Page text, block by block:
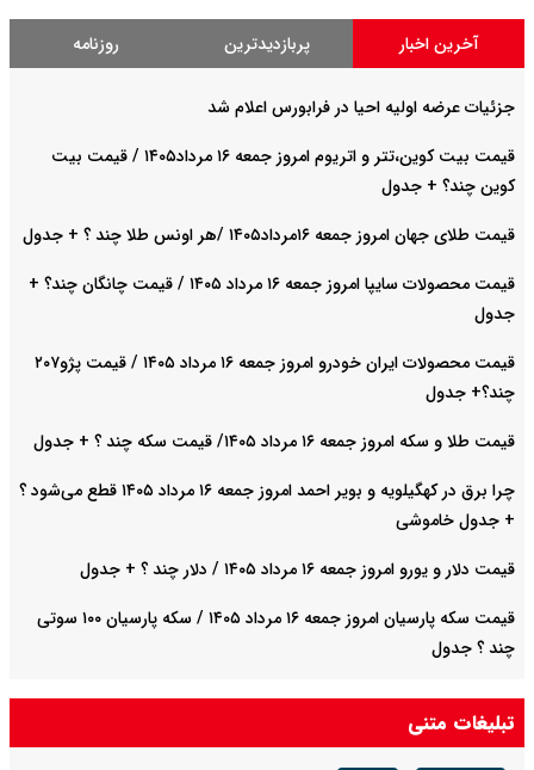
آخرین اخبار پربازدیدترین روزنامه
جزئیات عرضه اولیه احیا در فرابورس اعلام شد
قیمت بیت کوین،تتر و اتریوم امروز جمعه ۱۶ مرداد۱۴۰۵ / قیمت بیت
کوین چند؟ + جدول
قیمت طلای جهان امروز جمعه ۱۶مرداد۱۴۰۵ /هر اونس طلا چند ؟ + جدول
قیمت محصولات سایپا امروز جمعه ۱۶ مرداد ۱۴۰۵ / قیمت چانگان چند؟ +
جدول
قیمت محصولات ایران خودرو امروز جمعه ۱۶ مرداد ۱۴۰۵ / قیمت پژو۲۰۷
چند؟+ جدول
قیمت طلا و سکه امروز جمعه ۱۶ مرداد ۱۴۰۵/ قیمت سکه چند ؟ + جدول
چرا برق در کهگیلویه و بویر احمد امروز جمعه ۱۶ مرداد ۱۴۰۵ قطع می‌شود ؟
+ جدول خاموشی
قیمت دلار و یورو امروز جمعه ۱۶ مرداد ۱۴۰۵ / دلار چند ؟ + جدول
قیمت سکه پارسیان امروز جمعه ۱۶ مرداد ۱۴۰۵ / سکه پارسیان ۱۰۰ سوتی
چند ؟ جدول
صادرات نفت عربستان به آمریکا متوقف شد
تبلیغات متنی